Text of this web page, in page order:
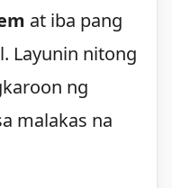
at iba pang
Layunin nitong
ng
malakas na